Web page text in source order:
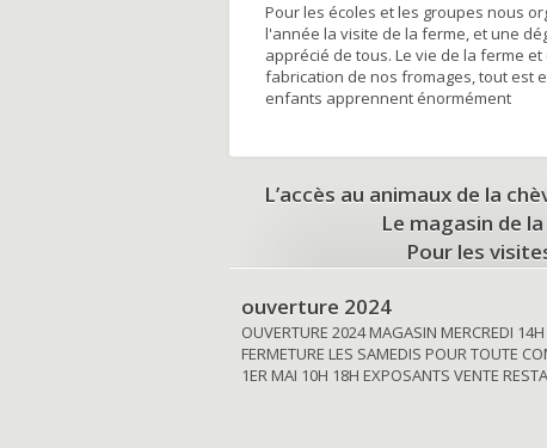
Pour les écoles et les groupes nous
l'année la visite de la ferme, et une
apprécié de tous. Le vie de la ferme
fabrication de nos fromages, tout est
enfants apprennent énormément
L’accès au animaux de la
Le magasin de
Pour les
ouverture 2024
OUVERTURE 2024 MAGASIN MERCREDI
FERMETURE LES SAMEDIS POUR TOUTE
1ER MAI 10H 18H EXPOSANTS VENTE